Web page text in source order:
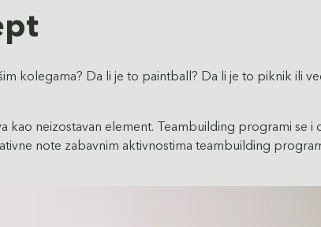
kolegama? Da li je to paintball? Da li je to piknik ili
kao neizostavan element. Teambuilding programi se i
note zabavnim aktivnostima teambuilding